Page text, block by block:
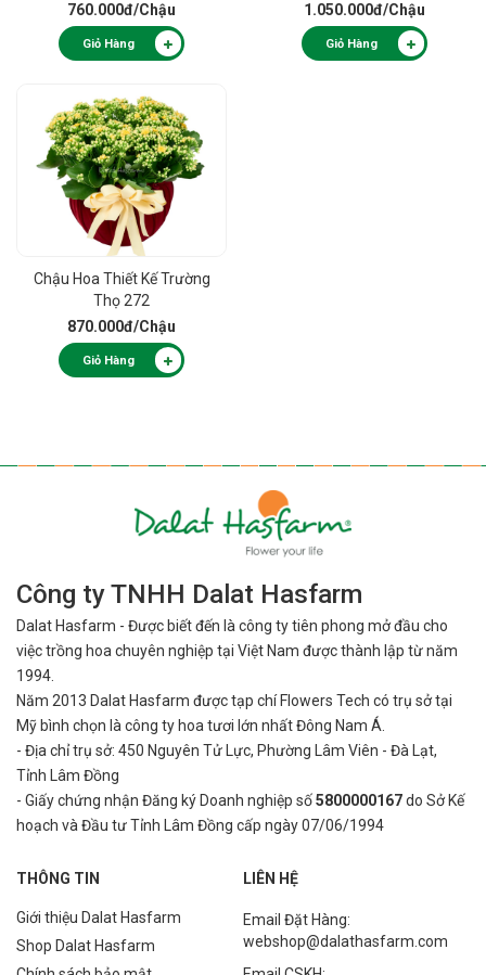
760.000đ/Chậu
Giỏ Hàng
1.050.000đ/Chậu
Giỏ Hàng
Chậu Hoa Thiết Kế Trường
Thọ 272
870.000đ/Chậu
Giỏ Hàng
Công ty TNHH Dalat Hasfarm
Dalat Hasfarm - Được biết đến là công ty tiên phong mở đầu cho
việctrồng hoa chuyên nghiệp tại Việt Nam được thành lập từ năm
1994.
Năm 2013 Dalat Hasfarm được tạp chí Flowers Tech có trụ sở tại
Mỹ bình chọn là công ty hoa tươi lớn nhất Đông Nam Á.
- Địa chỉ trụ sở: 450 Nguyên Tử Lực, Phường Lâm Viên - Đà Lạt,
Tỉnh Lâm Đồng
- Giấy chứng nhận Đăng ký Doanh nghiệp số5800000167do Sở Kế
hoạch và Đầu tư Tỉnh Lâm Đồng cấp ngày 07/06/1994
THÔNG TIN
Giới thiệu Dalat Hasfarm
Shop Dalat Hasfarm
LIÊN HỆ
Email Đặt Hàng:
webshop@dalathasfarm.com